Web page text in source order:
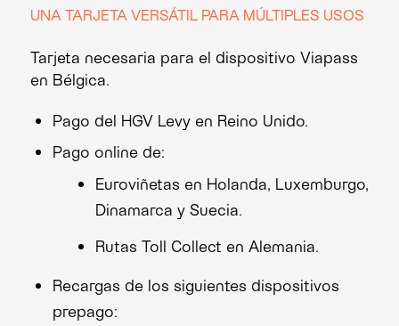
UNA TARJETA VERSÁTIL PARA MÚLTIPLES USOS
Tarjeta necesaria para el dispositivo Viapass
en Bélgica.
Pago del HGV Levy en Reino Unido.
Pago online de:
Euroviñetas en Holanda, Luxemburgo,
Dinamarca y Suecia.
Rutas Toll Collect en Alemania.
Recargas de los siguientes dispositivos
prepago: